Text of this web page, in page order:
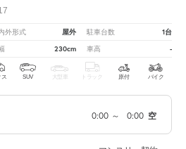
外形式 屋外 駐車台数 1台
230cm 車高 -
ス SUV 大型車 トラック 原付 バイク
0:00 ～ 0:00 空